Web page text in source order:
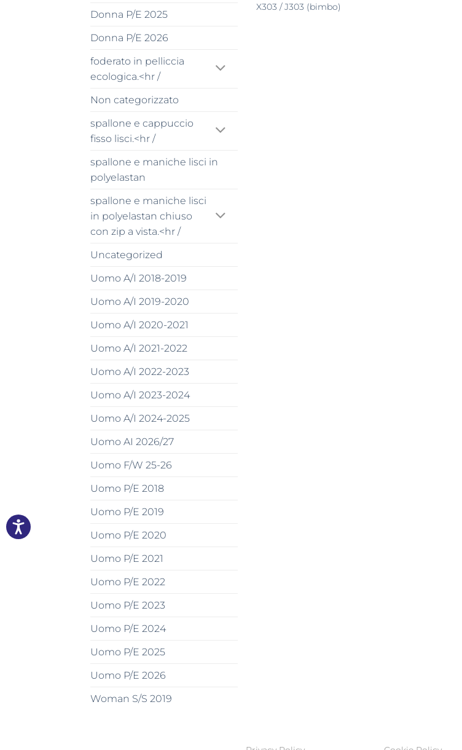
Donna P/E 2025
Donna P/E 2026
foderato in pelliccia
ecologica.<hr /
Non categorizzato
spallone e cappuccio
fisso lisci.<hr /
spallone e maniche lisci in
polyelastan
spallone e maniche lisci
in polyelastan chiuso
con zip a vista.<hr /
Uncategorized
Uomo A/I 2018-2019
Uomo A/I 2019-2020
Uomo A/I 2020-2021
Uomo A/I 2021-2022
Uomo A/I 2022-2023
Uomo A/I 2023-2024
Uomo A/I 2024-2025
Uomo AI 2026/27
Uomo F/W 25-26
Uomo P/E 2018
Uomo P/E 2019
Uomo P/E 2020
Uomo P/E 2021
Uomo P/E 2022
Uomo P/E 2023
Uomo P/E 2024
Uomo P/E 2025
Uomo P/E 2026
Woman S/S 2019
X303 / J303 (bimbo)